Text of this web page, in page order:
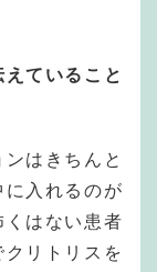
ていること
はきちんと
に入れるのが
はない患者
リトリスを